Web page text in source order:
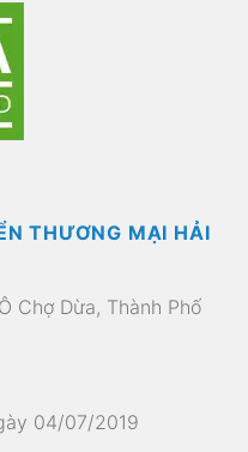
THƯƠNG MẠI HẢI
Chợ Dừa, Thành Phố
04/07/2019